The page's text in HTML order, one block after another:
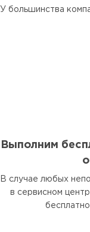
У большинства
Выполним
В случае любых
в сервисном